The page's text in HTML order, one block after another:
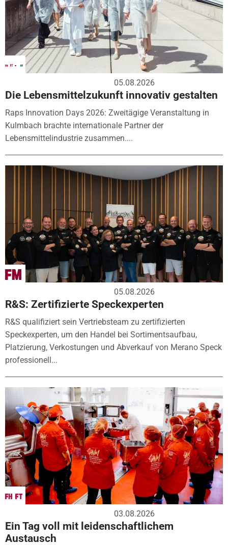
05.08.2026
Die Lebensmittelzukunft innovativ gestalten
Raps Innovation Days 2026: Zweitägige Veranstaltung in
Kulmbach brachte internationale Partner der
Lebensmittelindustrie zusammen....
05.08.2026
R&S: Zertifizierte Speckexperten
R&S qualifiziert sein Vertriebsteam zu zertifizierten
Speckexperten, um den Handel bei Sortimentsaufbau,
Platzierung, Verkostungen und Abverkauf von Merano Speck
professionell...
03.08.2026
Ein Tag voll mit leidenschaftlichem
Austausch